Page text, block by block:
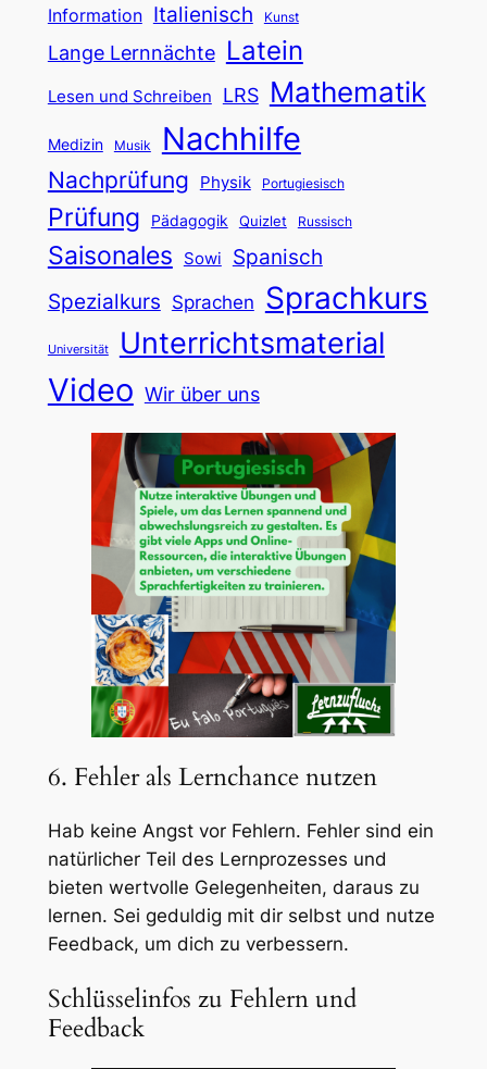
Information Italienisch Kunst
Lange Lernnächte Latein
Lesen und Schreiben LRS Mathematik
Medizin Musik Nachhilfe
Nachprüfung Physik Portugiesisch
Prüfung Pädagogik Quizlet Russisch
Saisonales Sowi
Spanisch
Spezialkurs Sprachen Sprachkurs
Universität Unterrichtsmaterial
Video Wir über uns
6. Fehler als Lernchance nutzen
Hab keine Angst vor Fehlern. Fehler sind ein
natürlicher Teil des Lernprozesses und
bieten wertvolle Gelegenheiten, daraus zu
lernen. Sei geduldig mit dir selbst und nutze
Feedback, um dich zu verbessern.
Schlüsselinfos zu Fehlern und
Feedback